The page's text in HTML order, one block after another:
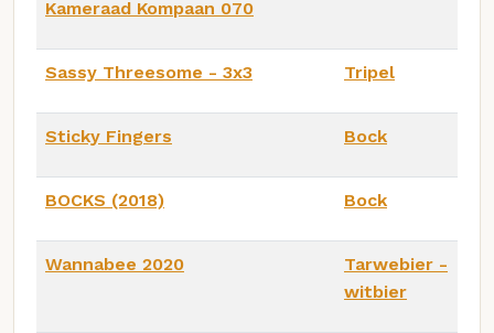
Kameraad Kompaan 070
Sassy Threesome - 3x3 Tripel
Sticky Fingers Bock
BOCKS (2018) Bock
Wannabee 2020
Tarwebier -
witbier